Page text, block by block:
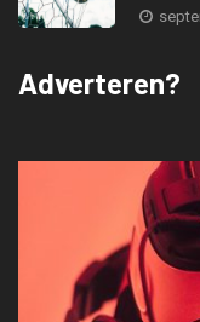
Adverteren?